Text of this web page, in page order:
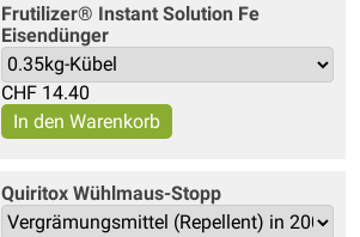
Frutilizer® Instant Solution Fe
Eisendünger
CHF 14.40
Quiritox Wühlmaus-Stopp